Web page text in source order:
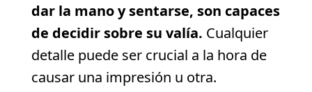
dar la mano y sentarse, son capaces
de decidir sobre su valía. Cualquier
detalle puede ser crucial a la hora de
causar una impresión u otra.